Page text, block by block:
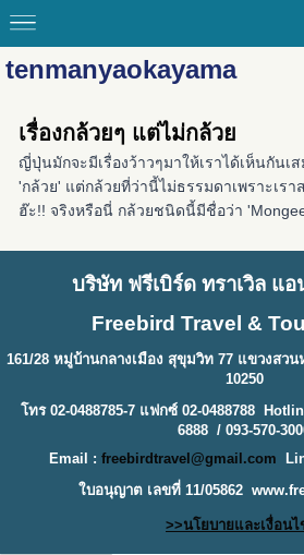
tenmanyaokayama
เรื่องกล้วยๆ แต่ไม่กล้วย
ญี่ปุ่นมักจะมีเรื่องว้าวๆมาให้เราได้เห็นกันเ
'กล้วย' แต่กล้วยที่ว่านี้ไม่ธรรมดาเพราะเรา
ฮ๊ะ!! จริงหรือนี่ กล้วยชนิดนี้มีชื่อว่า
บริษัท ฟรีเบิร์ด ทราเวิล แ
Freebird Travel &
161/28 หมู่บ้านกลางเมือง สุขุมวิท 77 แขวงสว
10250
โทร 02-0488785-7 แฟกซ์ 02-0488788
6888 / 093-570-
Email : freebirdtravel@gmail.com
ใบอนุญาต เลขที่ 11/05862
>>นโยบายและเงื่อนไ